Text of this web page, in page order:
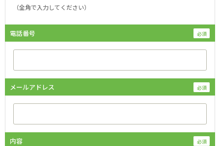
（全角で入力してください）
電話番号
メールアドレス
内容